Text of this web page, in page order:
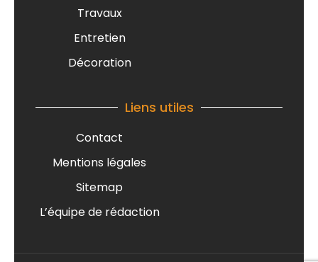
Travaux
Entretien
Décoration
Liens utiles
Contact
Mentions légales
Sitemap
L’équipe de rédaction